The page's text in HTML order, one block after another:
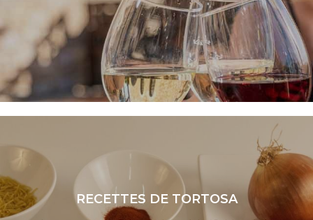
RECETTES DE TORTOSA